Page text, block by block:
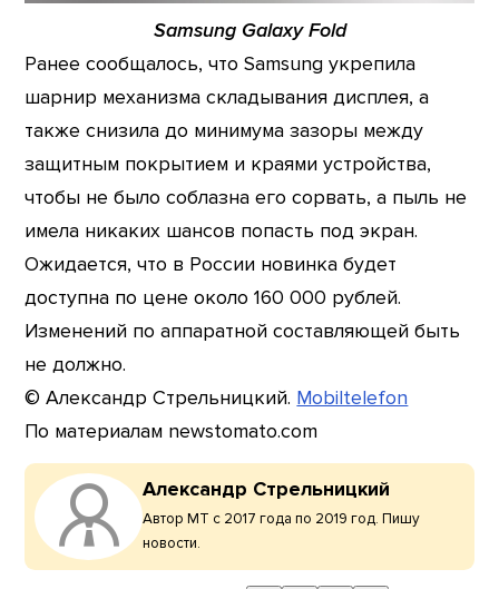
Samsung Galaxy Fold
Ранее сообщалось, что Samsung укрепила
шарнир механизма складывания дисплея, а
также снизила до минимума зазоры между
защитным покрытием и краями устройства,
чтобы не было соблазна его сорвать, а пыль не
имела никаких шансов попасть под экран.
Ожидается, что в России новинка будет
доступна по цене около 160 000 рублей.
Изменений по аппаратной составляющей быть
не должно.
© Александр Стрельницкий. Mobiltelefon
По материалам newstomato.com
Александр Стрельницкий
Автор МТ с 2017 года по 2019 год. Пишу
новости.